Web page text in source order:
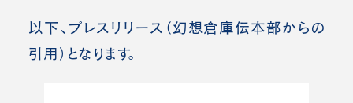
以下、プレスリリース（幻想倉庫伝本部からの
引用）となります。